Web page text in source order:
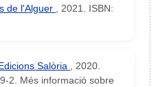
de l'Alguer 2021
ISBN:
Salòria 2020
2
Més informació sobre